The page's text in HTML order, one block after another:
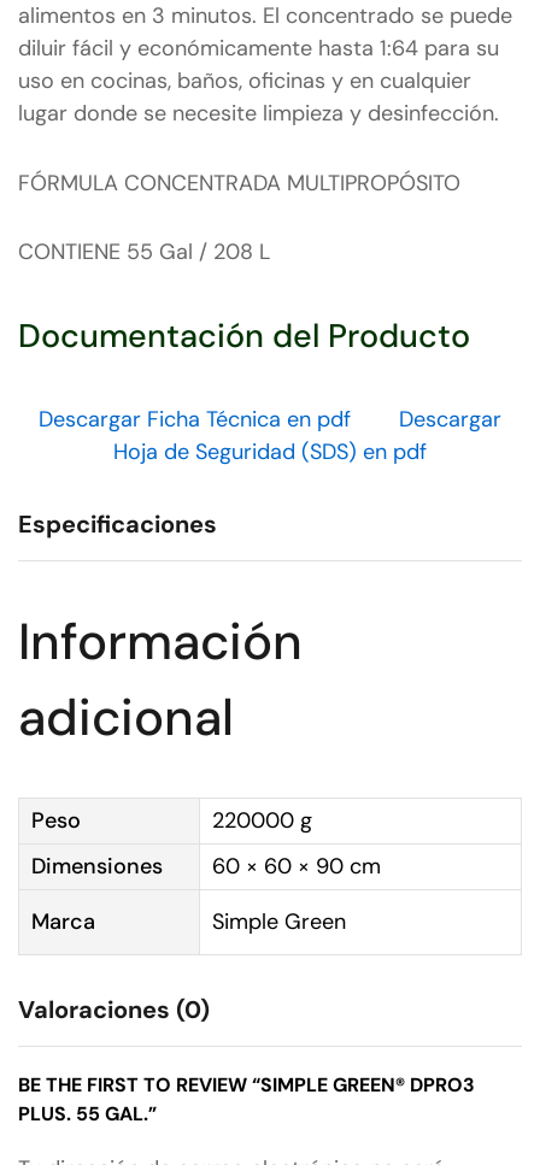
alimentos en 3 minutos. El concentrado se puede
diluir fácil y económicamente hasta 1:64 para su
uso en cocinas, baños, oficinas y en cualquier
lugar donde se necesite limpieza y desinfección.
FÓRMULA CONCENTRADA MULTIPROPÓSITO
CONTIENE 55 Gal / 208 L
Documentación del Producto
Descargar Ficha Técnica en pdf
Descargar
Hoja de Seguridad (SDS) en pdf
Especificaciones
Información
adicional
Peso
220000 g
Dimensiones
60 × 60 × 90 cm
Marca
Simple Green
Valoraciones (0)
BE THE FIRST TO REVIEW “SIMPLE GREEN® DPRO3
PLUS. 55 GAL.”